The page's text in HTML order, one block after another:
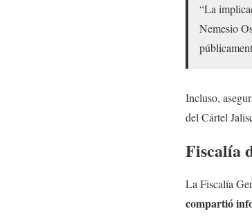
“La
Nemesio
Incluso,
del Cártel
Fiscalía
La Fiscalía
compartió